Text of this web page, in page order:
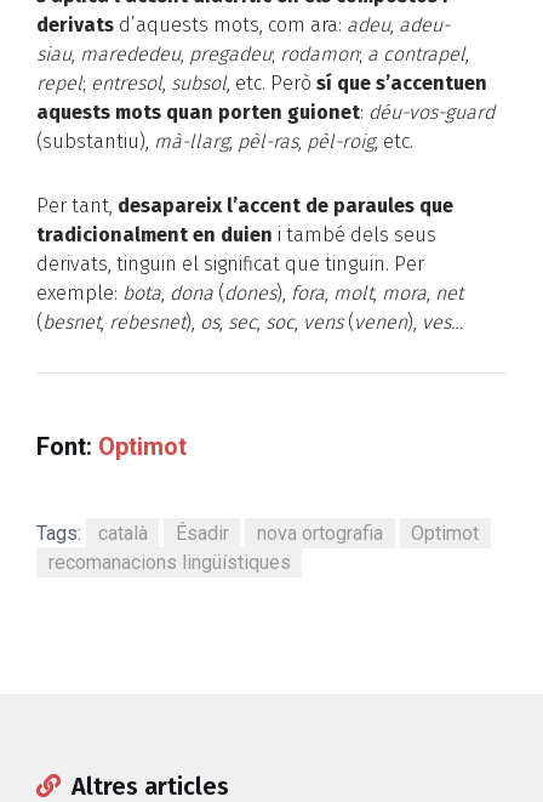
derivats d’aquests mots, com ara: adeu, adeu-
siau, marededeu, pregadeu; rodamon; a contrapel,
repel; entresol, subsol, etc. Però sí que s’accentuen
aquests mots quan porten guionet: déu-vos-guard
(substantiu), mà-llarg, pèl-ras, pèl-roig, etc.
Per tant, desapareix l’accent de paraules que
tradicionalment en duien i també dels seus
derivats, tinguin el significat que tinguin. Per
exemple: bota, dona (dones), fora, molt, mora, net
(besnet, rebesnet), os, sec, soc, vens(venen), ves…
Font: Optimot
Tags: català Ésadir nova ortografia
Optimot
recomanacions lingüístiques
Altres articles